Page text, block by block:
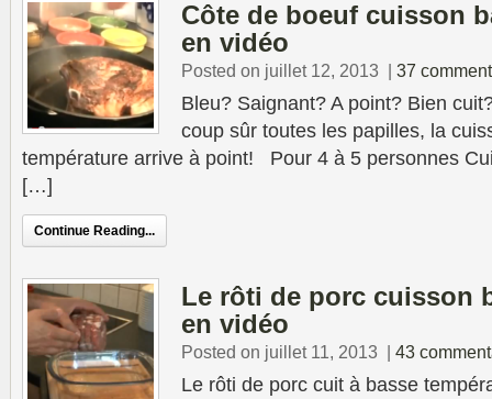
Côte de boeuf cuisson
en vidéo
Posted on juillet 12, 2013 | 37
Bleu? Saignant? A point? Bien
coup sûr toutes les papilles, la
température arrive à point! Pour 4 à 5 personnes
[…]
Continue Reading...
Le rôti de porc cuisson
en vidéo
Posted on juillet 11, 2013 | 43
Le rôti de porc cuit à basse